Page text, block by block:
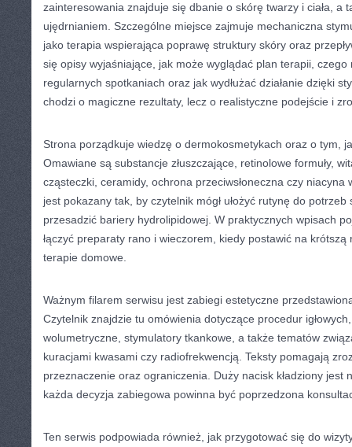
zainteresowania znajduje się dbanie o skórę twarzy i ciała, a
ujędrnianiem. Szczególne miejsce zajmuje mechaniczna
jako terapia wspierająca poprawę struktury skóry oraz
się opisy wyjaśniające, jak może wyglądać plan terapii,
regularnych spotkaniach oraz jak wydłużać działanie dzięki
chodzi o magiczne rezultaty, lecz o realistyczne podejście i
Strona porządkuje wiedzę o dermokosmetykach oraz o tym,
Omawiane są substancje złuszczające, retinolowe formuły,
cząsteczki, ceramidy, ochrona przeciwsłoneczna czy niacyna
jest pokazany tak, by czytelnik mógł ułożyć rutynę do
przesadzić bariery hydrolipidowej. W praktycznych wpisach
łączyć preparaty rano i wieczorem, kiedy postawić na
terapie domowe.
Ważnym filarem serwisu jest zabiegi estetyczne
Czytelnik znajdzie tu omówienia dotyczące procedur
wolumetryczne, stymulatory tkankowe, a także tematów
kuracjami kwasami czy radiofrekwencją. Teksty pomagają
przeznaczenie oraz ograniczenia. Duży nacisk kładziony jest
każda decyzja zabiegowa powinna być poprzedzona
Ten serwis podpowiada również, jak przygotować się do